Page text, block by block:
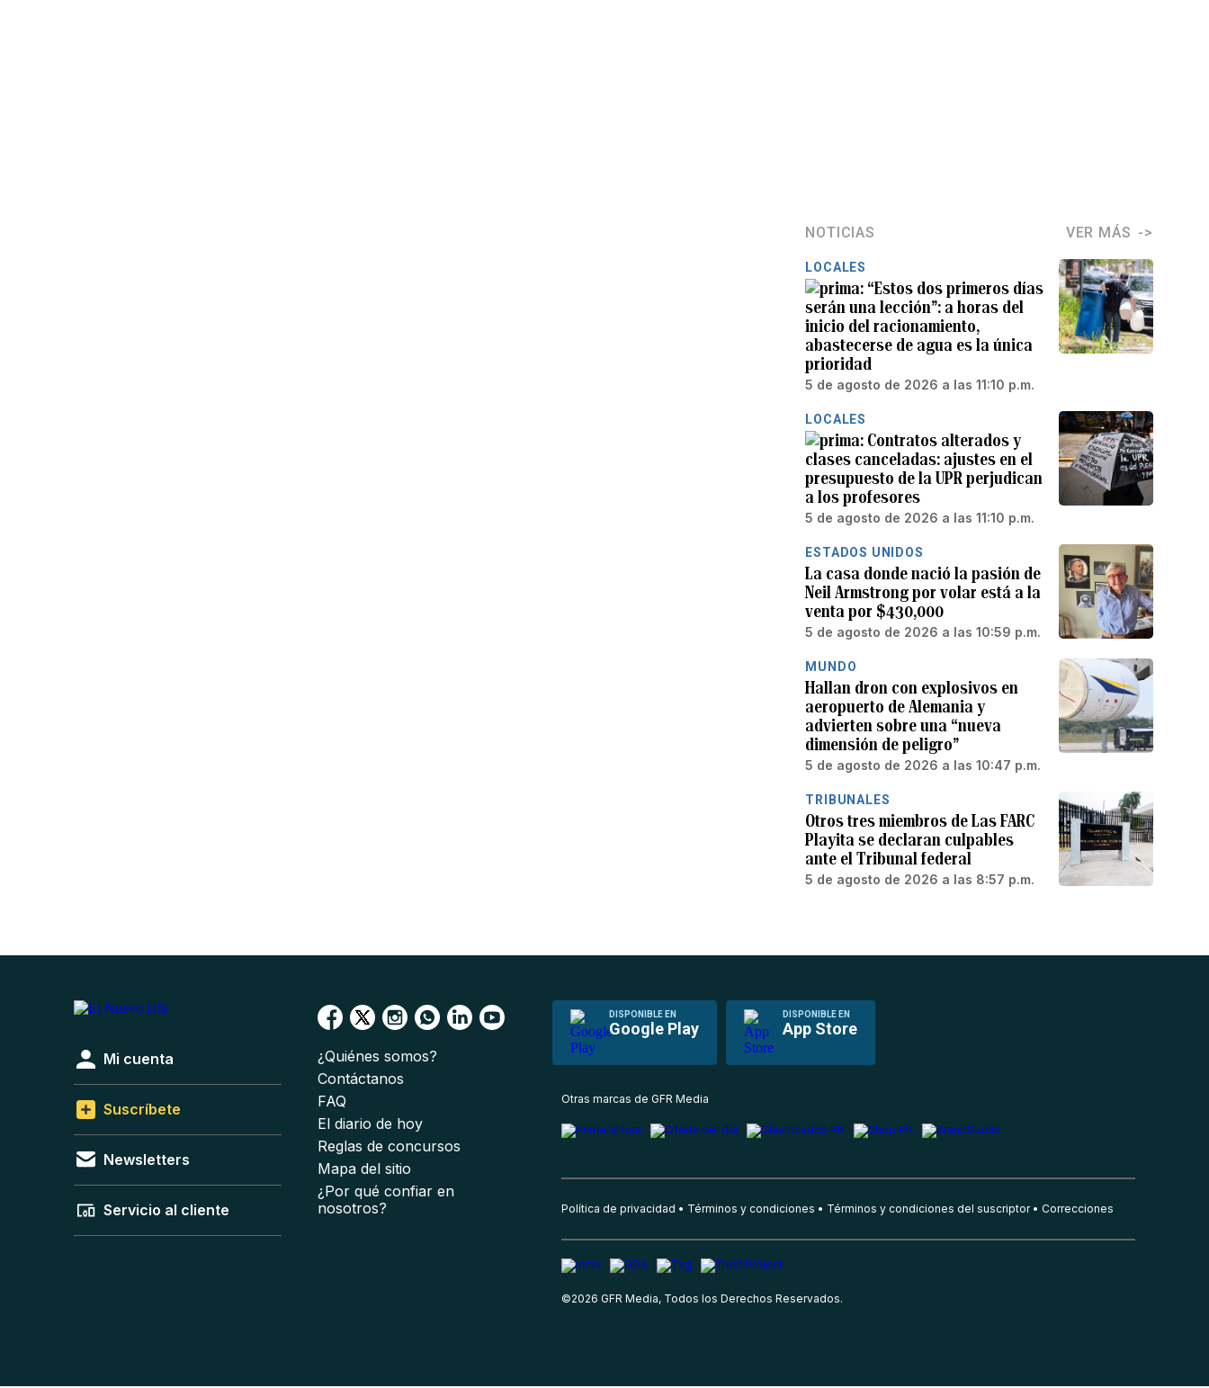
NOTICIAS VER MÁS
LOCALES
“Estos dos primeros días
serán una lección”: a horas del
inicio del racionamiento,
abastecerse de agua es la única
prioridad
5 de agosto de 2026 a las 11:10 p.m.
LOCALES
Contratos alterados y
clases canceladas: ajustes en el
presupuesto de la UPR perjudican
a los profesores
5 de agosto de 2026 a las 11:10 p.m.
ESTADOS UNIDOS
La casa donde nació la pasión de
Neil Armstrong por volar está a la
venta por $430,000
5 de agosto de 2026 a las 10:59 p.m.
MUNDO
Hallan dron con explosivos en
aeropuerto de Alemania y
advierten sobre una “nueva
dimensión de peligro”
5 de agosto de 2026 a las 10:47 p.m.
TRIBUNALES
Otros tres miembros de Las FARC
Playita se declaran culpables
ante el Tribunal federal
5 de agosto de 2026 a las 8:57 p.m.
DISPONIBLE EN
Google Play
DISPONIBLE EN
App Store
Mi cuenta
Suscríbete
Newsletters
Servicio al cliente
¿Quiénes somos?
Contáctanos
FAQ
El diario de hoy
Reglas de concursos
Mapa del sitio
¿Por qué confiar en
nosotros?
Otras marcas de GFR Media
Política de privacidad Términos y condiciones Términos y condiciones del suscriptor Correcciones
©2026 GFR Media, Todos los Derechos Reservados.